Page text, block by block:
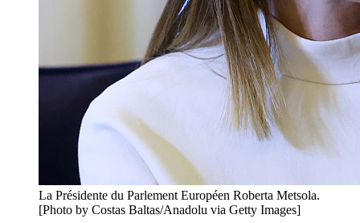
La Présidente du Parlement Européen Roberta Metsola.
[Photo by Costas Baltas/Anadolu via Getty Images]